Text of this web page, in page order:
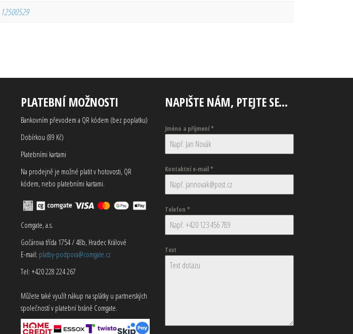
12500529
PLATEBNÍ MOŽNOSTI
Bankovním převodem a QR kódem (bez poplatku)
Dobírkou (89 Kč)
Platebními kartami
Na prodejně je možné platit v hotovosti, QR
kódem, nebo platebními kartami.
Comgate, a.s.
Gočárova třída 1754 / 48b, Hradec Králové
E-mail: platby-podpora@comgate.cz
Tel: +420 228 224 267
Můžete také využít nákup na splátky u partnerských
společností v platební bráně Comgate.
NAPIŠTE NÁM, PTEJTE SE…
Jméno a příjmení*
Kontaktní e-mail*
Telefon *
Text